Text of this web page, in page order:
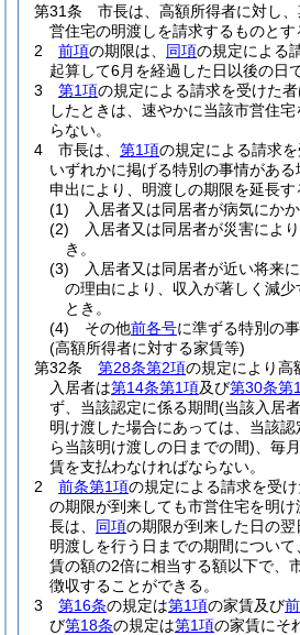
第31条
市長は、高額所得者に対し
営住宅の明渡しを請求するものとす
2
前項の期限は、 同項の規定による
起算して6月を経過した日以後の日
3
第1項の規定による請求を受けた者
したときは、速やかに当該市営住
らない。
4
市長は、 第1項の規定による請求
いずれかに掲げる特別の事情があ
申出により、明渡しの期限を延長す
(1)
入居者又は同居者が病気にか
(2)
入居者又は同居者が災害によ
き。
(3)
入居者又は同居者が近い将来
の理由により、収入が著しく減
とき。
(4)
その他前各号に準ずる特別の
(高額所得者に対する家賃等)
第32条
第28条第2項の規定により高
入居者は第14条第1項及び第30条第
ず、当該認定に係る期間(当該入居
明け渡した場合にあっては、当該
ら当該明け渡しの日までの間) 、毎
賃を支払わなければならない。
2
前条第1項の規定による請求を受け
の期限が到来しても市営住宅を明
長は、 同項の期限が到来した日の
明渡しを行う日までの期間につい
賃の額の2倍に相当する額以下で、
徴収することができる。
3
第16条の規定は第1項の家賃及び
び第18条の規定は第1項の家賃にそ